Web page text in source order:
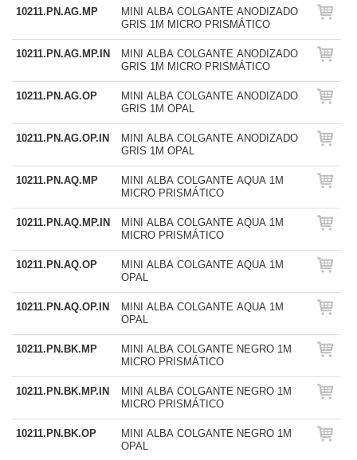
10211.PN.AG.MP
MINI ALBA COLGANTE ANODIZADO
GRIS 1M MICRO PRISMÁTICO
10211.PN.AG.MP.IN
MINI ALBA COLGANTE ANODIZADO
GRIS 1M MICRO PRISMÁTICO
10211.PN.AG.OP
MINI ALBA COLGANTE ANODIZADO
GRIS 1M OPAL
10211.PN.AG.OP.IN
MINI ALBA COLGANTE ANODIZADO
GRIS 1M OPAL
10211.PN.AQ.MP
MINI ALBA COLGANTE AQUA 1M
MICRO PRISMÁTICO
10211.PN.AQ.MP.IN
MINI ALBA COLGANTE AQUA 1M
MICRO PRISMÁTICO
10211.PN.AQ.OP
MINI ALBA COLGANTE AQUA 1M
OPAL
10211.PN.AQ.OP.IN
MINI ALBA COLGANTE AQUA 1M
OPAL
10211.PN.BK.MP
MINI ALBA COLGANTE NEGRO 1M
MICRO PRISMÁTICO
10211.PN.BK.MP.IN
MINI ALBA COLGANTE NEGRO 1M
MICRO PRISMÁTICO
10211.PN.BK.OP
MINI ALBA COLGANTE NEGRO 1M
OPAL